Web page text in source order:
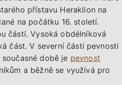
přístavu Heraklion na
na počátku 16. století.
částí. Vysoká obdélníková
část. V severní části pevnosti
době je pevnost
a běžně se využívá pro